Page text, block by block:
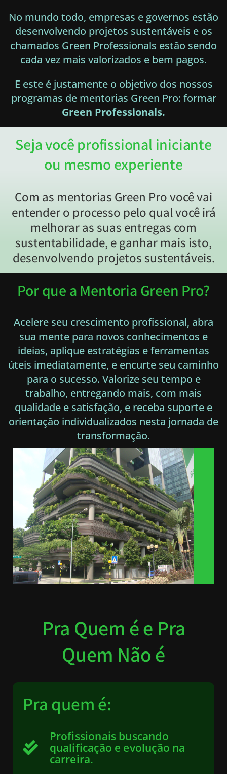
No mundo todo, empresas e governos estão
desenvolvendo projetos sustentáveis e os
chamados Green Professionals estão sendo
cada vez mais valorizados e bem pagos.
E este é justamente o objetivo dos nossos
programas de mentorias Green Pro: formar
Green Professionals.
Seja você profissional iniciante
ou mesmo experiente
Com as mentorias Green Pro você vai
entender o processo pelo qual você irá
melhorar as suas entregas com
sustentabilidade, e ganhar mais isto,
desenvolvendo projetos sustentáveis.
Por que a Mentoria Green Pro?
Acelere seu crescimento profissional, abra
sua mente para novos conhecimentos e
ideias, aplique estratégias e ferramentas
úteis imediatamente, e encurte seu caminho
para o sucesso. Valorize seu tempo e
trabalho, entregando mais, com mais
qualidade e satisfação, e receba suporte e
orientação individualizados nesta jornada de
transformação.
Pra Quem é e Pra
Quem Não é
Pra quem é:
Profissionais buscando
qualificação e evolução na
carreira.